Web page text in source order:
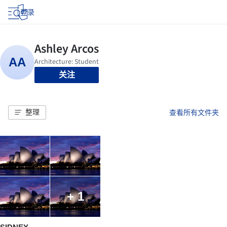
登录
关注
整理 查看所有文件夹
+ 1